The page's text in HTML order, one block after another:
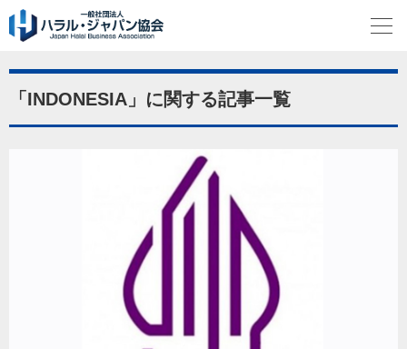
「INDONESIA」に関する記事一覧